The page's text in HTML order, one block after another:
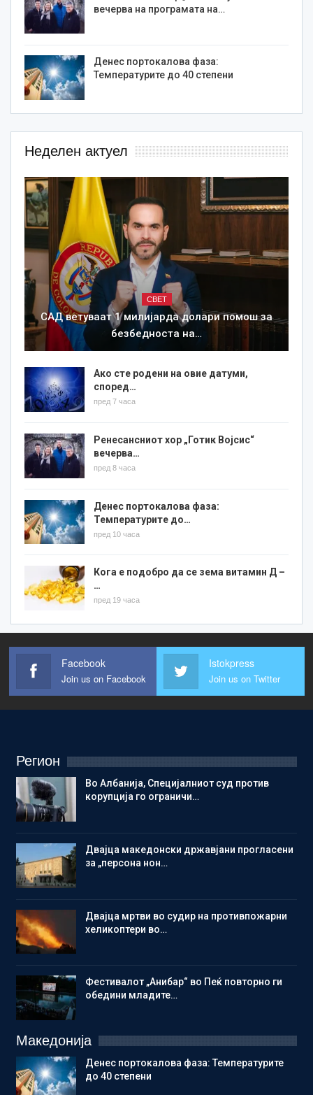
вечерва на програмата на…
Денес портокалова фаза:
Температурите до 40 степени
Неделен актуел
СВЕТ
САД ветуваат 1 милијарда долари помош за
безбедноста на…
Ако сте родени на овие датуми,
според…
пред 7 часа
Ренесансниот хор „Готик Војсис“
вечерва…
пред 8 часа
Денес портокалова фаза:
Температурите до…
пред 10 часа
Кога е подобро да се зема витамин Д –
…
пред 19 часа
Facebook
Join us on Facebook
Istokpress
Join us on Twitter
Регион
Во Албанија, Специјалниот суд против
корупција го ограничи…
Двајца македонски државјани прогласени
за „персона нон…
Двајца мртви во судир на противпожарни
хеликоптери во…
Фестивалот „Анибар“ во Пеќ повторно ги
обедини младите…
Македонија
Денес портокалова фаза: Температурите
до 40 степени